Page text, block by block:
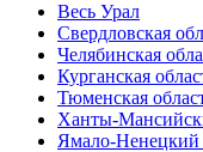
Весь Урал
Свердловская
Челябинская
Курганская
Тюменская
Ханты-
Ямало-Ненецкий